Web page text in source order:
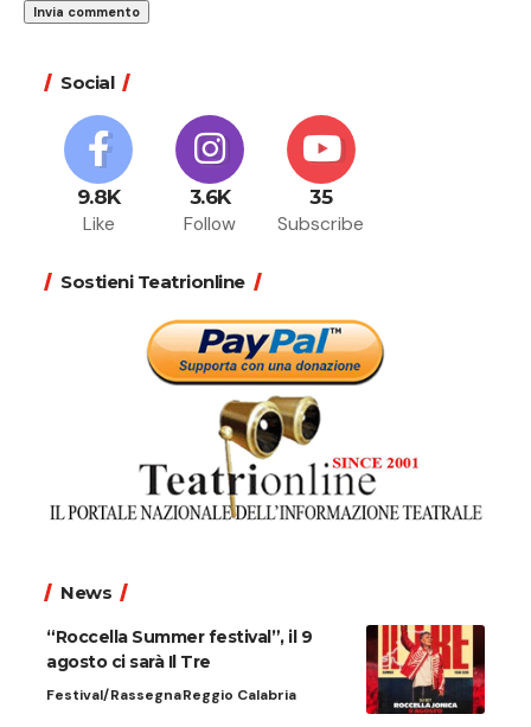
Social
9.8K
Like
3.6K
Follow
35
Subscribe
Sostieni Teatrionline
News
“Roccella Summer festival”, il 9
agosto ci sarà Il Tre
Festival/RassegnaReggio Calabria